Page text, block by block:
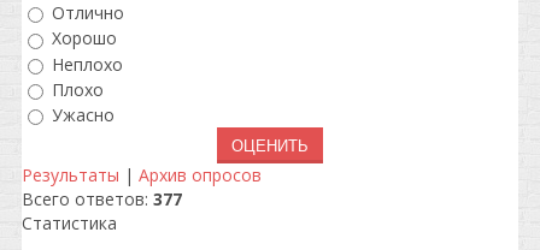
Отлично
Хорошо
Неплохо
Плохо
Ужасно
Результаты | Архив опросов
Всего ответов: 377
Статистика